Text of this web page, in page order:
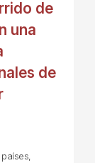
de
una
de